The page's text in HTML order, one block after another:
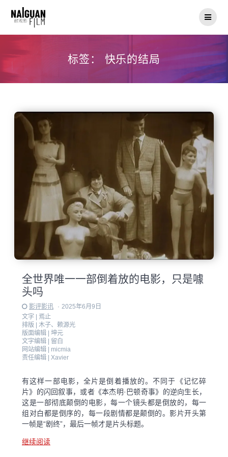
标签： 快乐的结局
全世界唯一一部倒着放的电影，只是噱
头吗
影评影讯 · 2025年6月9日
文字 | 焉止
排版 | 木子、赖源光
版面编辑 | 坤元
文字编辑 | 留白
网站编辑 | micmia
责任编辑 | Xavier
有这样一部电影，全片是倒着播放的。不同于《记忆碎
片》的闪回叙事，或者《本杰明·巴顿奇事》的逆向生长，
这是一部彻底颠倒的电影，每一个镜头都是倒放的，每一
组对白都是倒序的，每一段剧情都是颠倒的。影片开头第
一帧是“剧终”，最后一帧才是片头标题。
继续阅读